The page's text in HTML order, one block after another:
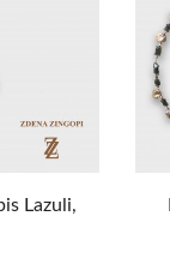
Lazuli,